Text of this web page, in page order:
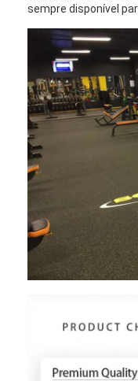
Vídeos
Sobre nós
Excursão da
Controle da
Conversar Agora
Piso de borracha
sempre disponível